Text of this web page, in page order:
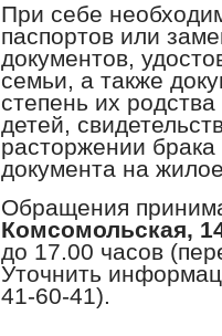
При себе
паспортов или
документов,
семьи, а также
степень их
детей,
расторжении
документа на
Обращения
Комсомольская,
до 17.00 часов
Уточнить
41-60-41).